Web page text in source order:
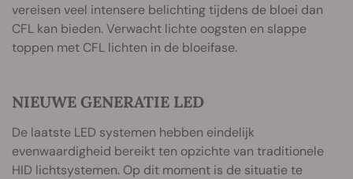
vereisen veel intensere belichting tijdens de bloei dan
CFL kan bieden. Verwacht lichte oogsten en slappe
toppen met CFL lichten in de bloeifase.
NIEUWE GENERATIE LED
De laatste LED systemen hebben eindelijk
evenwaardigheid bereikt ten opzichte van traditionele
HID lichtsystemen. Op dit moment is de situatie te